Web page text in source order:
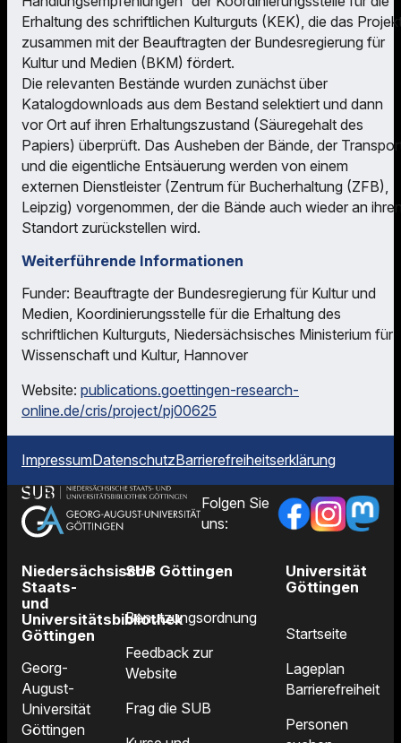
Erhaltung des schriftlichen Kulturguts (KEK), die das
zusammen mit der Beauftragten der Bundesregierung für
Kultur und Medien (BKM) fördert.
Die relevanten Bestände wurden zunächst über
Katalogdownloads aus dem Bestand selektiert und dann
vor Ort auf ihren Erhaltungszustand (Säuregehalt des
Papiers) überprüft. Das Ausheben der Bände, der
und die eigentliche Entsäuerung werden von einem
externen Dienstleister (Zentrum für Bucherhaltung (ZFB),
Leipzig) vorgenommen, der die Bände auch wieder an
Standort zurückstellen wird.
Weiterführende Informationen
Funder: Beauftragte der Bundesregierung für Kultur und
Medien, Koordinierungsstelle für die Erhaltung des
schriftlichen Kulturguts, Niedersächsisches Ministerium für
Wissenschaft und Kultur, Hannover
Website: publications.goettingen-research-
online.de/cris/project/pj00625
ImpressumDatenschutzBarrierefreiheitserklärung
Folgen Sie
uns:
Niedersächsische
Staats-
und
Universitätsbibliothek
Göttingen
Georg-
August-
Universität
Göttingen
SUB Göttingen
Benutzungsordnung
Feedback zur
Website
Frag die SUB
Universität
Göttingen
Startseite
Lageplan
Barrierefreiheit
Personen